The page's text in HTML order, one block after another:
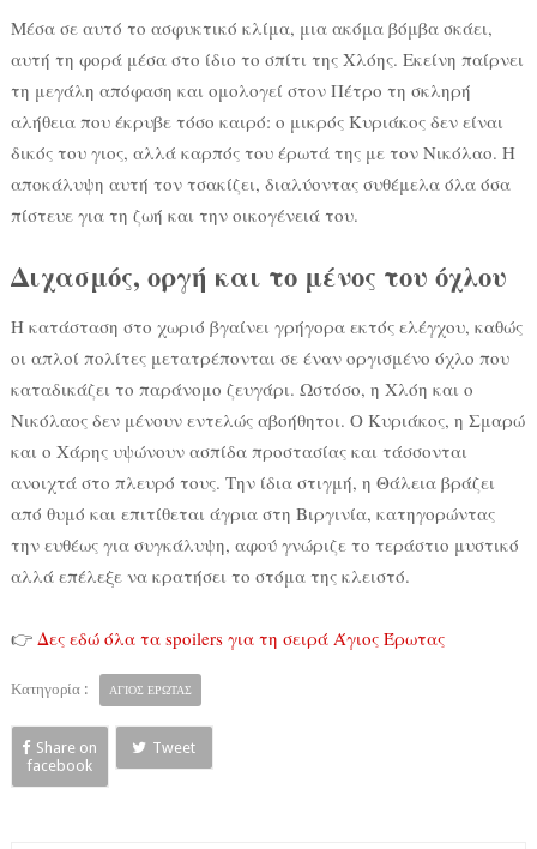
Μέσα σε αυτό το ασφυκτικό κλίμα, μια ακόμα βόμβα σκάει,
αυτή τη φορά μέσα στο ίδιο το σπίτι της Χλόης. Εκείνη παίρνει
τη μεγάλη απόφαση και ομολογεί στον Πέτρο τη σκληρή
αλήθεια που έκρυβε τόσο καιρό: ο μικρός Κυριάκος δεν είναι
δικός του γιος, αλλά καρπός του έρωτά της με τον Νικόλαο. Η
αποκάλυψη αυτή τον τσακίζει, διαλύοντας συθέμελα όλα όσα
πίστευε για τη ζωή και την οικογένειά του.
Διχασμός, οργή και το μένος του όχλου
Η κατάσταση στο χωριό βγαίνει γρήγορα εκτός ελέγχου, καθώς
οι απλοί πολίτες μετατρέπονται σε έναν οργισμένο όχλο που
καταδικάζει το παράνομο ζευγάρι. Ωστόσο, η Χλόη και ο
Νικόλαος δεν μένουν εντελώς αβοήθητοι. Ο Κυριάκος, η Σμαρώ
και ο Χάρης υψώνουν ασπίδα προστασίας και τάσσονται
ανοιχτά στο πλευρό τους. Την ίδια στιγμή, η Θάλεια βράζει
από θυμό και επιτίθεται άγρια στη Βιργινία, κατηγορώντας
την ευθέως για συγκάλυψη, αφού γνώριζε το τεράστιο μυστικό
αλλά επέλεξε να κρατήσει το στόμα της κλειστό.
👉 Δες εδώ όλα τα spoilers για τη σειρά Άγιος Έρωτας
Κατηγορία : ΑΓΙΟΣ ΕΡΩΤΑΣ
Share on
facebook
Tweet